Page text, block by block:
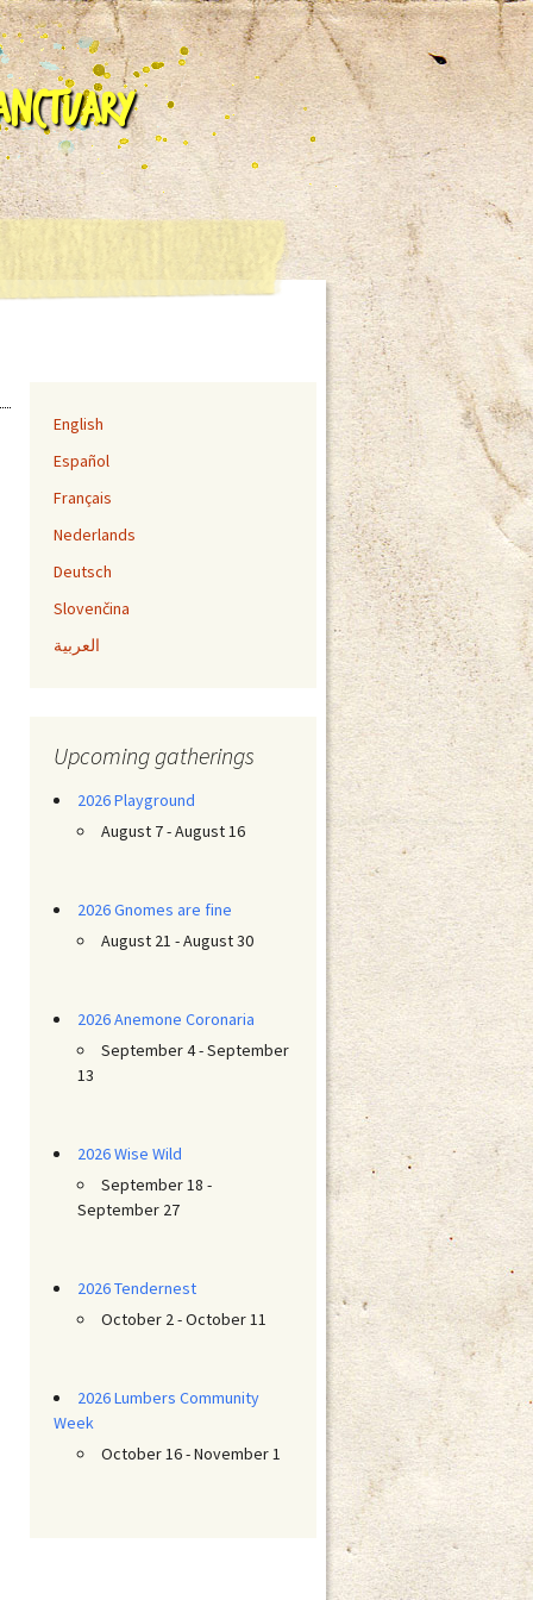
English
Español
Français
Nederlands
Deutsch
Slovenčina
العربية
Upcoming gatherings
2026 Playground
August 7 - August 16
2026 Gnomes are fine
August 21 - August 30
2026 Anemone Coronaria
September 4 - September
13
2026 Wise Wild
September 18 -
September 27
2026 Tendernest
October 2 - October 11
2026 Lumbers Community
Week
October 16 - November 1